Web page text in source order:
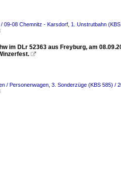
09-08 Chemnitz - Karsdorf 1. Unstrutbahn
im DLr 52363 aus Freyburg, am

/ Personenwagen 3. Sonderzüge (KBS 585) /